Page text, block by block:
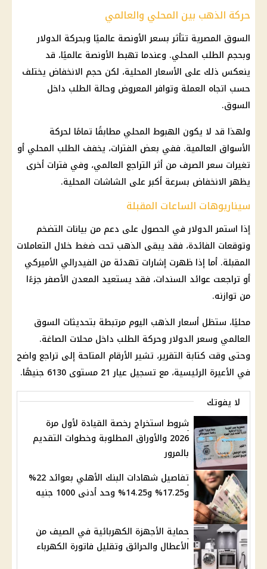
حركة الذهب بين المحلي والعالمي
السوق المصرية تتأثر بسعر الأونصة عالميًا وبحركة الدولار
وبحجم الطلب المحلي. وعندما تهبط الأونصة عالميًا، قد
ينعكس ذلك على الأسعارالمحلية، لكن حجم الانخفاض يختلف
حسب اتجاه العملة وتوافر المعروض وحالة الطلب داخل
السوق.
ولهذا قد لا يكون الهبوط المحلي مطابقًا تمامًا لحركة
الأسواق العالمية. ففي بعض الفترات، يخفف الطلب المحلي أو
تغيرات سعرالصرف من أثر التراجع العالمي، وفي فترات أخرى
يظهر الانخفاض بسرعة أكبر على الشاشات المحلية.
سيناريوهات الساعات المقبلة
إذا استمر الدولار في الحصول على دعم من بيانات التضخم
وتوقعات الفائدة، فقد يبقى الذهب تحت ضغط خلال التعاملات
المقبلة. أما إذا ظهرت إشارات تهدئة من الفيدرالي الأميركي
أو تراجعت عوائد السندات، فقد يستعيد المعدن الأصفر جزءًا
من توازنه.
محليًا، ستظل أسعار الذهب اليوم مرتبطة بتحديثات السوق
العالمي وسعر الدولار وحركة الطلب داخل محلات الصاغة.
وحتى وقت كتابة التقرير، تشير الأرقام المتاحة إلى تراجع واضح
في الأعيرة الرئيسية، مع تسجيل عيار 21
مستوى 6130 جنيهًا.
لا يفوتك
شروط استخراج رخصة القيادة لأول مرة
2026 والأوراق المطلوبة وخطوات التقديم
بالمرور
تفاصيل شهادات البنك الأهلي بعوائد 22%
و17.25% و14.25% وحد أدنى 1000 جنيه
حماية الأجهزة الكهربائية في الصيف من
الأعطال والحرائق وتقليل فاتورة الكهرباء